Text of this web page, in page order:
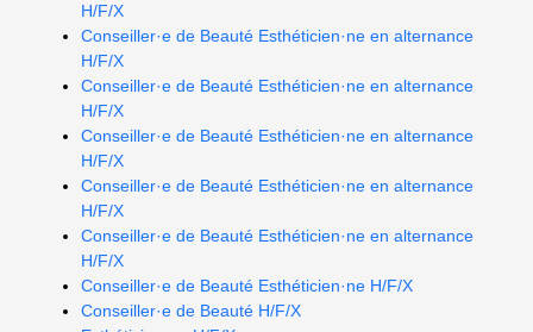
H/F/X
Conseiller·e de Beauté Esthéticien·ne en alternance
H/F/X
Conseiller·e de Beauté Esthéticien·ne en alternance
H/F/X
Conseiller·e de Beauté Esthéticien·ne en alternance
H/F/X
Conseiller·e de Beauté Esthéticien·ne en alternance
H/F/X
Conseiller·e de Beauté Esthéticien·ne en alternance
H/F/X
Conseiller·e de Beauté Esthéticien·ne H/F/X
Conseiller·e de Beauté H/F/X